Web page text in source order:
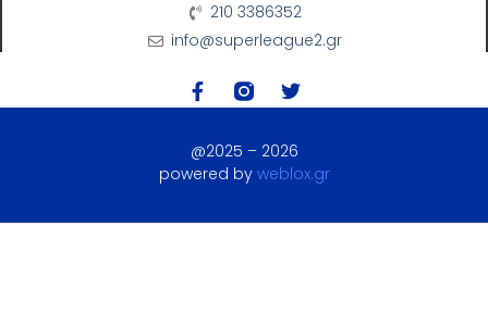
210 3386352
info@superleague2.gr
@2025 – 2026
powered by weblox.gr